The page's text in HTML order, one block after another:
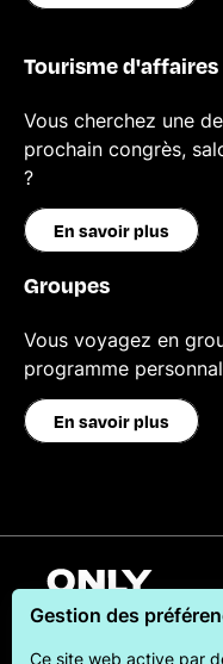
Tourisme d'affaires
Vous cherchez une
prochain congrès,
?
En savoir plus
Groupes
Vous voyagez en
programme
En savoir plus
Gestion des
Ce site web active par